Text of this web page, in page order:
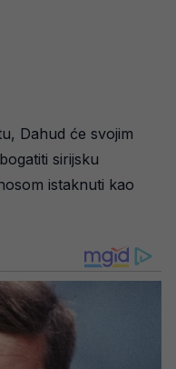
Dahud će svojim
sirijsku
istaknuti kao